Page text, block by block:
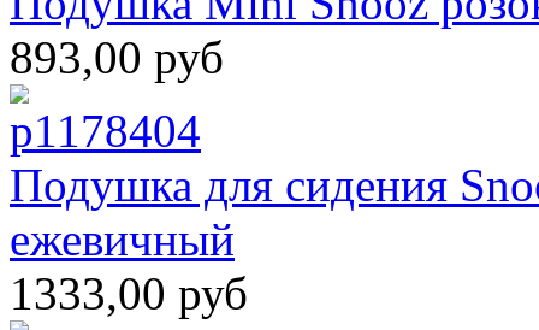
893,00 руб
Подушка для сидения
ежевичный
1333,00 руб